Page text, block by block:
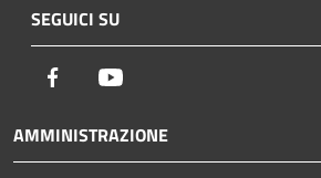
SEGUICI SU
Facebook
AMMINISTRAZIONE